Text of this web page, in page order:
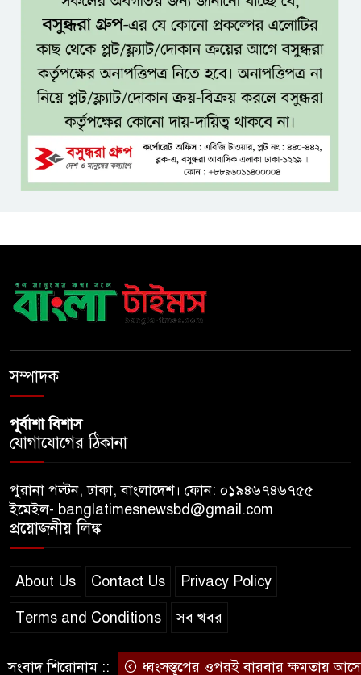
মামলা হিসেবে তদন্তের সিদ্ধান্ত
ট্রাইব্যুনালের
প্রথম শ্রেণিতে ভর্তি হবে লটারিতে,
দ্বিতীয় থেকে নবম শ্রেণিতে থাকছে
ভর্তি পরীক্ষা
৫ শতাংশ মজুরি বৃদ্ধি প্রত্যাখ্যান,
নতুন মজুরি বোর্ড গঠনের দাবি চা
চেক বিতরণ
সম্পাদক
পূর্বাশা বিশাস
যোগাযোগের ঠিকানা
পুরানা পল্টন, ঢাকা, বাংলাদেশ। ফোন: ০১৯৪৬৭৪৬৭৫৫
ইমেইল- banglatimesnewsbd@gmail.com
প্রয়োজনীয় লিঙ্ক
About Us Contact Us Privacy Policy
Terms and Conditions সব খবর
© স্বত্ব বাংলা-টাইমস ২০২০-২০২৪
সংবাদ শিরোনাম :: ধ্বংসস্তূপের ওপরই বারবার ক্ষমতায় আসে